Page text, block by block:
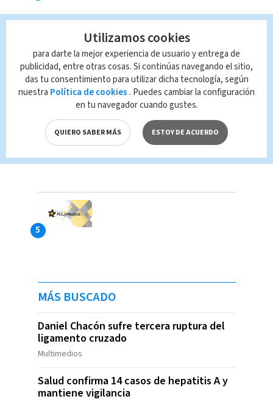
MÁS BUSCADO
Daniel Chacón sufre tercera ruptura del
ligamento cruzado
Multimedios
Salud confirma 14 casos de hepatitis A y
mantiene vigilancia
Utilizamos cookies
para darte la mejor experiencia de usuario y entrega de
publicidad, entre otras cosas. Si continúas navegando el sitio,
das tu consentimiento para utilizar dicha tecnología, según
nuestra Política de cookies . Puedes cambiar la configuración
en tu navegador cuando gustes.
QUIERO SABER MÁS ESTOY DE ACUERDO